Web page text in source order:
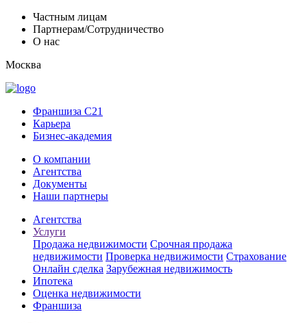
Частным лицам
Партнерам/Сотрудничество
О нас
Москва
Франшиза C21
Карьера
Бизнес-академия
О компании
Агентства
Документы
Наши партнеры
Агентства
Услуги
Продажа недвижимости Срочная продажа
недвижимости Проверка недвижимости Страхование
Онлайн сделка Зарубежная недвижимость
Ипотека
Оценка недвижимости
Франшиза